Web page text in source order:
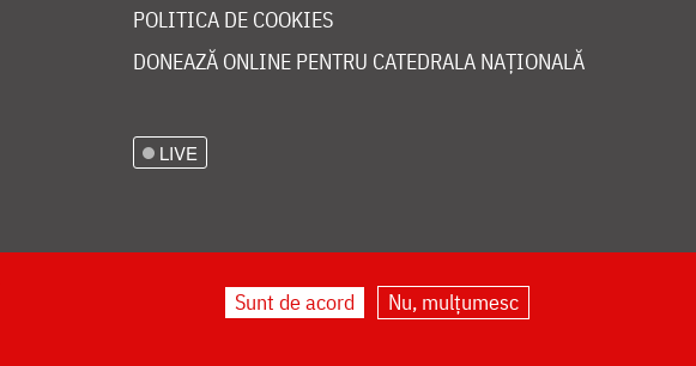
POLITICA DE COOKIES
DONEAZĂ ONLINE PENTRU CATEDRALA NAȚIONALĂ
LIVE
Sunt de acord Nu, mulțumesc